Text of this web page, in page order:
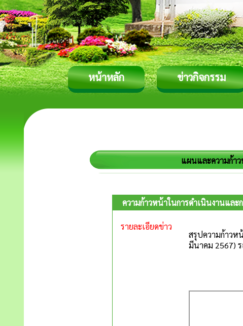
หน้าหลัก ข่าวกิจกรรม
แผนและความก้า
ความก้าวหน้าในการดำเนินงานแล
รายละเอียดข่าว
สรุปความก้าวห
มีนาคม 2567)